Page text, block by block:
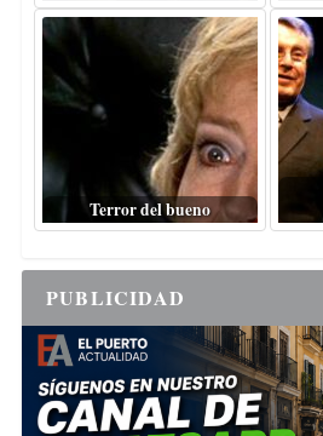
Terror del bueno
PUBLICIDAD